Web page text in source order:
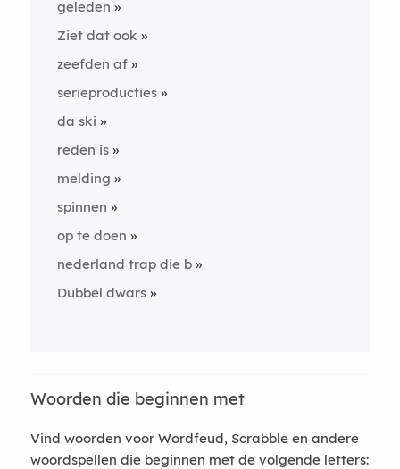
geleden
Ziet dat ook
zeefden af
serieproducties
da ski
reden is
melding
spinnen
op te doen
nederland trap die b
Dubbel dwars
Woorden die beginnen met
Vind woorden voor Wordfeud, Scrabble en andere
woordspellen die beginnen met de volgende letters: